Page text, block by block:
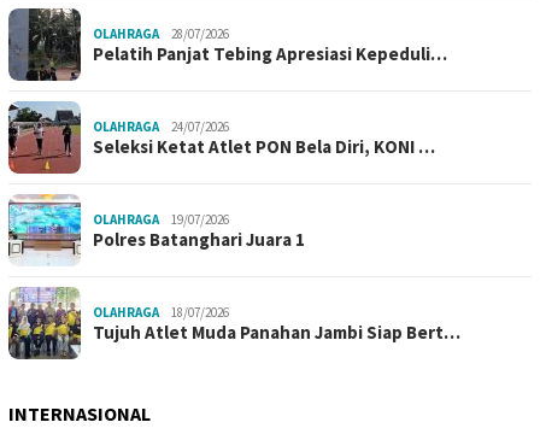
OLAHRAGA 28/07/2026
Pelatih Panjat Tebing Apresiasi Kepeduli…
OLAHRAGA 24/07/2026
Seleksi Ketat Atlet PON Bela Diri, KONI …
OLAHRAGA 19/07/2026
Polres Batanghari Juara 1
OLAHRAGA 18/07/2026
Tujuh Atlet Muda Panahan Jambi Siap Bert…
INTERNASIONAL